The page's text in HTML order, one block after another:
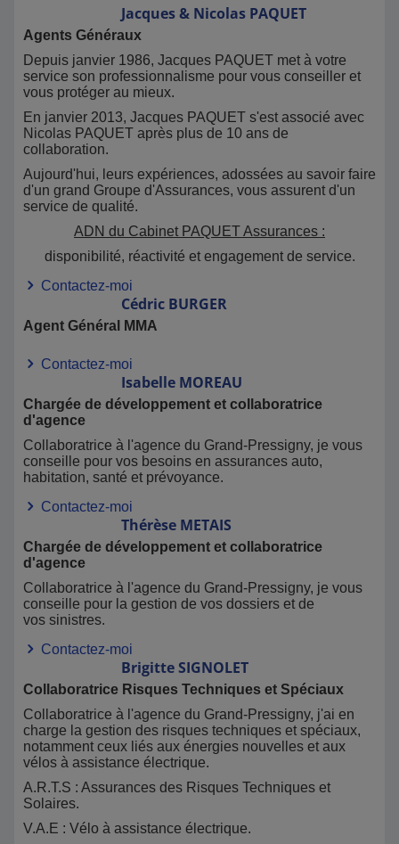
Jacques & Nicolas PAQUET
Agents Généraux
Depuis janvier 1986, Jacques PAQUET met à votre
service son professionnalisme pour vous conseiller et
vous protéger au mieux.
En janvier 2013, Jacques PAQUET s'est associé avec
Nicolas PAQUET après plus de 10 ans de
collaboration.
Aujourd'hui, leurs expériences, adossées au savoir faire
d'un grand Groupe d'Assurances, vous assurent d'un
service de qualité.
ADN du Cabinet PAQUET Assurances :
disponibilité, réactivité et engagement de service.
Contactez-moi
Cédric BURGER
Agent Général MMA
Contactez-moi
Isabelle MOREAU
Chargée de développement et collaboratrice
d'agence
Collaboratrice à l'agence du Grand-Pressigny, je vous
conseille pour vos besoins en assurances auto,
habitation, santé et prévoyance.
Contactez-moi
Thérèse METAIS
Chargée de développement et collaboratrice
d'agence
Collaboratrice à l'agence du Grand-Pressigny, je vous
conseille pour la gestion de vos dossiers et de
vos sinistres.
Contactez-moi
BrigitteSIGNOLET
Collaboratrice Risques Techniques et Spéciaux
Collaboratrice à l'agence du Grand-Pressigny, j'ai en
charge la gestion des risques techniques et spéciaux,
notamment ceux liés aux énergies nouvelles et aux
vélos à assistance électrique.
A.R.T.S : Assurances des Risques Techniques et
Solaires.
V.A.E : Vélo à assistance électrique.